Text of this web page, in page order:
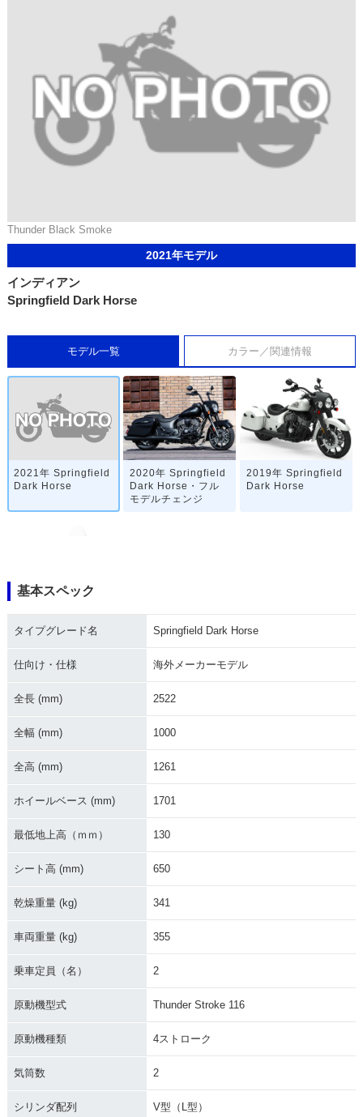
Thunder Black Smoke
2021年モデル
インディアン
Springfield Dark Horse
モデル一覧 カラー／関連情報
2021年 Springfield
Dark Horse
2020年 Springfield
Dark Horse・フル
モデルチェンジ
2019年 Springfield
Dark Horse
Dark Horse・新登
基本スペック
タイプグレード名 Springfield Dark Horse
仕向け・仕様 海外メーカーモデル
全長 (mm) 2522
全幅 (mm) 1000
全高 (mm) 1261
ホイールベース (mm) 1701
最低地上高（ｍｍ） 130
シート高 (mm) 650
乾燥重量 (kg) 341
車両重量 (kg) 355
乗車定員（名） 2
原動機型式 Thunder Stroke 116
原動機種類 4ストローク
気筒数 2
シリンダ配列 V型（L型）